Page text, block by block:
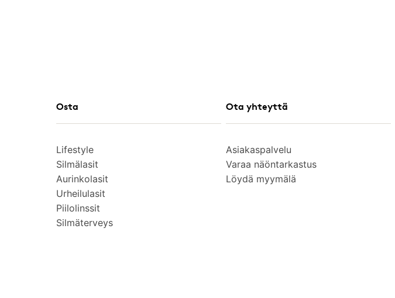
Osta
Lifestyle
Silmälasit
Aurinkolasit
Urheilulasit
Piilolinssit
Silmäterveys
Ota yhteyttä
Asiakaspalvelu
Varaa näöntarkastus
Löydä myymälä